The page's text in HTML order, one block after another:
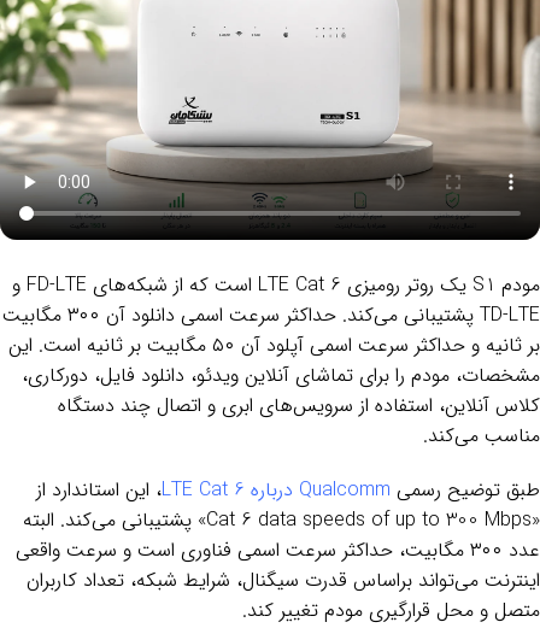
مودم S1 یک روتر رومیزی LTE Cat 6 است که از شبکه‌های FD-LTE و
TD-LTE پشتیبانی می‌کند. حداکثر سرعت اسمی دانلود آن ۳۰۰ مگابیت
بر ثانیه و حداکثر سرعت اسمی آپلود آن ۵۰ مگابیت بر ثانیه است. این
مشخصات، مودم را برای تماشای آنلاین ویدئو، دانلود فایل، دورکاری،
کلاس آنلاین، استفاده از سرویس‌های ابری و اتصال چند دستگاه
مناسب می‌کند.
طبق توضیح رسمی Qualcomm درباره LTE Cat 6
، این استاندارد از
«Cat 6 data speeds of up to 300 Mbps» پشتیبانی می‌کند. البته
عدد ۳۰۰ مگابیت، حداکثر سرعت اسمی فناوری است و سرعت واقعی
اینترنت می‌تواند براساس قدرت سیگنال، شرایط شبکه، تعداد کاربران
متصل و محل قرارگیری مودم تغییر کند.